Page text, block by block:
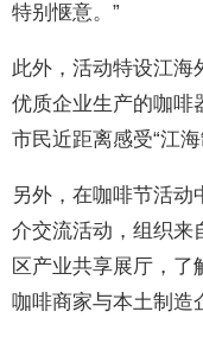
特别惬意。”
此外，活动特设江海
优质企业生产的咖啡
市民近距离感受“江海
另外，在咖啡节活动
介交流活动，组织来
区产业共享展厅，
咖啡商家与本土制造